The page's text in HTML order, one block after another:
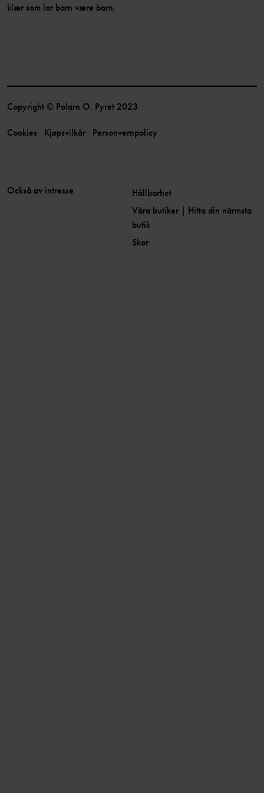
klær som lar barn være barn.
Copyright © Polarn O. Pyret 2023
Cookies Kjøpsvilkår Personvernpolicy
Också av intresse
Hållbarhet
Våra butiker | Hitta din närmsta
butik
Skor